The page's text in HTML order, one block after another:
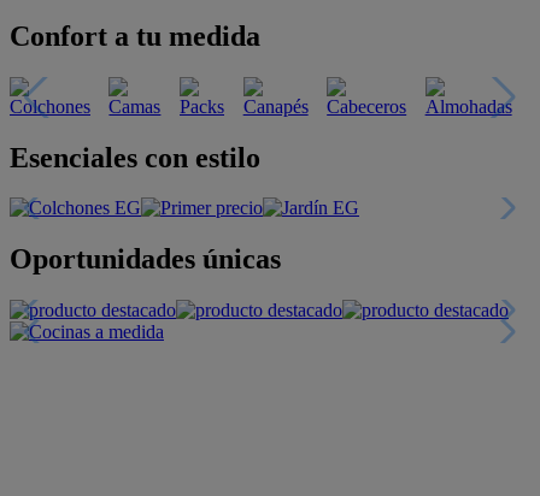
Confort a tu medida
Esenciales con estilo
Oportunidades únicas